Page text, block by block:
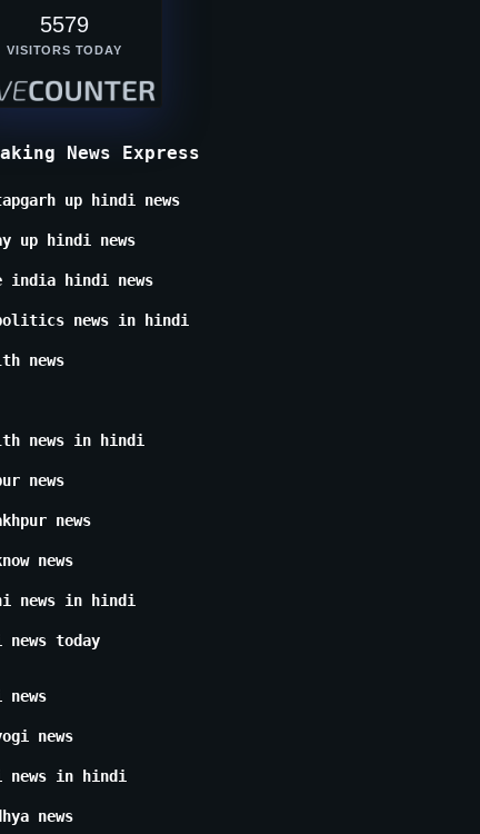
5579
VISITORS TODAY
News Express
up hindi news
up hindi news
india hindi news
news in hindi
news
news in hindi
news
news
news
news in hindi
news today
news
news
news in hindi
news